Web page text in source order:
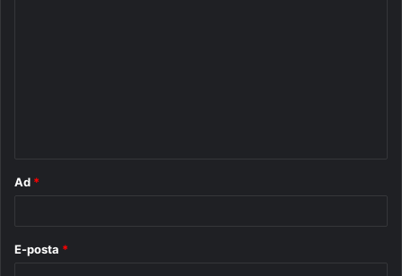
Ad *
E-posta *